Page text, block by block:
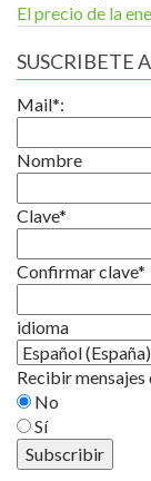
El precio de la
SUSCRIBETE
Mail*:
Nombre
Clave*
Confirmar clave*
idioma
Recibir
No
Sí